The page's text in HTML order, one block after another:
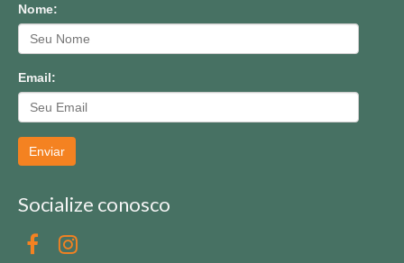
Nome:
Email:
Enviar
Socialize conosco